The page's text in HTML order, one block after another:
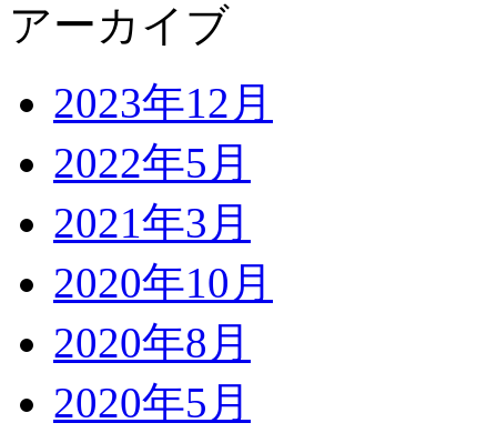
アーカイブ
2023年12月
2022年5月
2021年3月
2020年10月
2020年8月
2020年5月